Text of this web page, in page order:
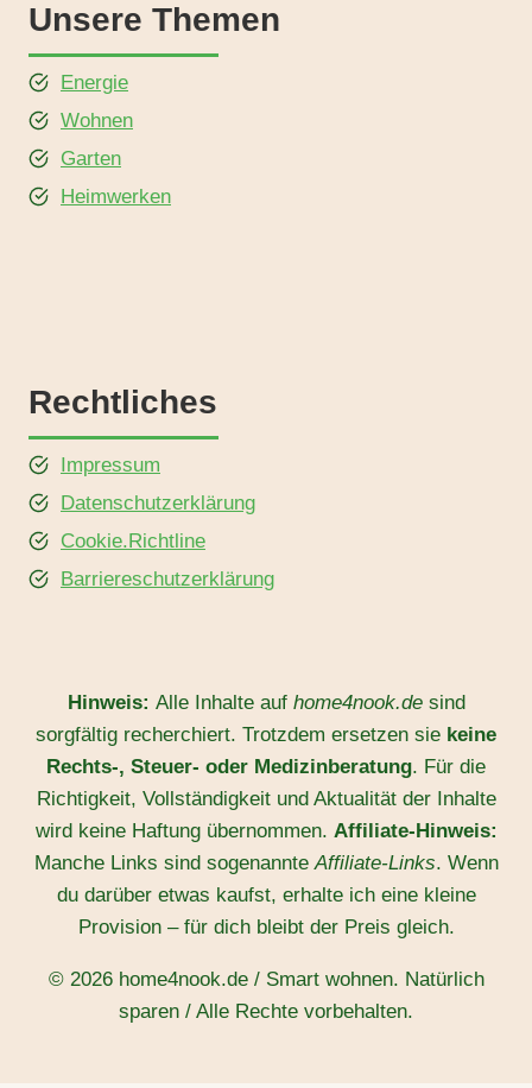
Unsere Themen
Energie
Wohnen
Garten
Heimwerken
Rechtliches
Impressum
Datenschutzerklärung
Cookie.Richtline
Barriereschutzerklärung
Hinweis: Alle Inhalte auf home4nook.desind
sorgfältig recherchiert. Trotzdem ersetzen sie keine
Rechts-, Steuer- oder Medizinberatung. Für die
Richtigkeit, Vollständigkeit und Aktualität der Inhalte
wird keine Haftung übernommen. Affiliate-Hinweis:
Manche Links sind sogenannteAffiliate-Links. Wenn
du darüber etwas kaufst, erhalte ich eine kleine
Provision – für dich bleibt der Preis gleich.
© 2026 home4nook.de / Smart wohnen. Natürlich
sparen / Alle Rechte vorbehalten.